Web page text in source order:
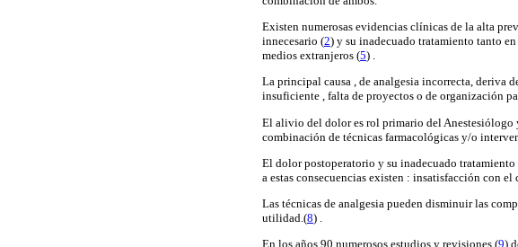
Existen numerosas evidencias clínicas de la alta
innecesario (2) y su inadecuado tratamiento tanto
medios extranjeros (5) .
La principal causa , de analgesia incorrecta, deriva
insuficiente , falta de proyectos o de organización
El alivio del dolor es rol primario del Anestesiólogo
combinación de técnicas farmacológicas y/o
El dolor postoperatorio y su inadecuado
a estas consecuencias existen : insatisfacción con
Las técnicas de analgesia pueden disminuir las
utilidad.(8) .
En los años 90 numerosos estudios y revisiones (9)